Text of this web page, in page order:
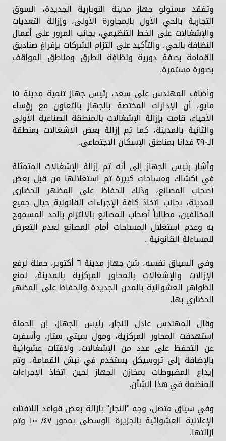
وتفقد مسئولو جهاز مدينة النوبارية الجديدة، السوق
التجارية بالحي الأول بالمجاورة الأولى، وإزالة التعديات
والإشغالات على الخط التنظيمي، بجانب المرور على أعمال
النظافة بالحي، والتأكيد على التزام الشركات بإفراغ صناديق
القمامة بصفة دورية ونظافة الطرق ومناطق المواقف
بصورة مستمرة.
وأضاف المهندس على سعد، رئيس جهاز تنمية مدينة ١٥
مايو، أن الإدارات المختصة بالجهاز بالتعاون مع رؤساء
الأحياء، قامت بإزالة الإشغالات بالمنطقة الصناعية الأولى
والثانية بالمدينة، كما تم إزالة بعض الإشغالات بمنطقة
الـ٢٩٠ فدانا بمناطق الإسكان الاجتماعى.
وأشار رئيس الجهاز إلى أنه تم إزالة الإشغالات المتمثلة
في أكشاك ومساحات كبيرة تم استغلالها من قبل بعض
أصحاب المصانع، وذلك للحفاظ على المظهر الحضارى
للمدينة، بجانب اتخاذ كافة الإجراءات القانونية حيال جميع
المخالفين، مطالباً أصحاب المصانع بالالتزام بالحد المسموح
به وعدم استغلال المساحات أمام المصانع لعدم التعرض
للمساءلة القانونية .
وفي السياق نفسه، شن جهاز مدينة ٦ أكتوبر، حملة لرفع
الإزالات والإشغالات بالمحاور المركزية بالمدينة، لمنع
الظواهر العشوائية بالمدن الجديدة والحفاظ على المظهر
الحضاري بها.
وقال المهندس عادل النجار، رئيس الجهاز، إن الحملة
استهدفت المحاور المركزية، ومول سيتي ستار، وأسفرت
عن التحفظ على عدد من الإشغالات، ولافتات عشوائية
بالإضافة إلى تروسيكل يستخدم في نبش القمامة، وتم
إيداع المضبوطات بمخازن الجهاز لحين اتخاذ الإجراءات
المنظمة في هذا الشأن.
وفي سياق متصل، وجه "النجار" بإزالة بعض قواعد اللافتات
الإعلانية العشوائية بالجزيرة الوسطى بمحور ٤٧/ ١٠٠ وتم
إزالتها.